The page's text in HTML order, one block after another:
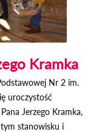
Kramka
Nr 2 im.
uroczystość
Jerzego Kramka,
stanowisku i